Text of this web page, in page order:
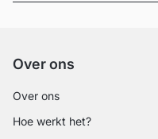
Over ons
Over ons
Hoe werkt het?